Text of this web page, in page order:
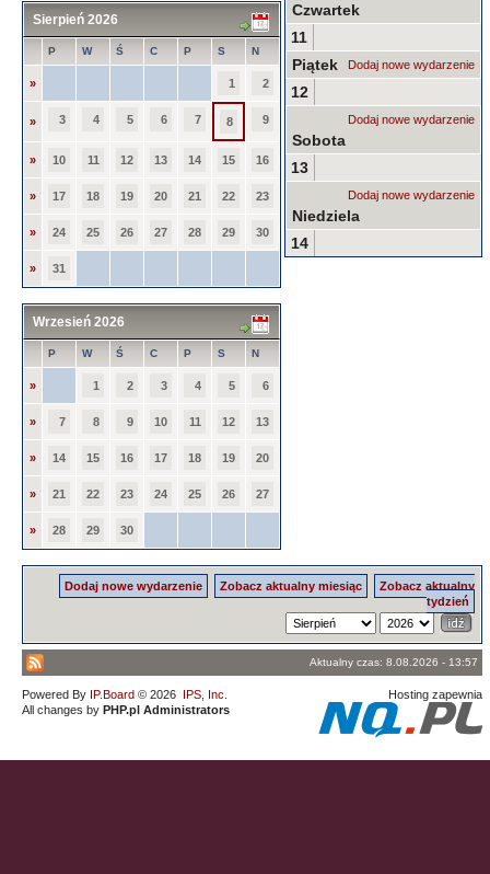
Sierpień 2026
P W Ś C P S N
» 1 2
» 3 4 5 6 7 8 9
» 10 11 12 13 14 15 16
» 17 18 19 20 21 22 23
» 24 25 26 27 28 29 30
» 31
Wrzesień 2026
P W Ś C P S N
» 1 2 3 4 5 6
» 7 8 9 10 11 12 13
» 14 15 16 17 18 19 20
» 21 22 23 24 25 26 27
» 28 29 30
Czwartek
11
Dodaj nowe wydarzenie
Piątek
12
Dodaj nowe wydarzenie
Sobota
13
Dodaj nowe wydarzenie
Niedziela
14
Dodaj nowe wydarzenie Zobacz aktualny miesiąc
Zobacz aktualny
tydzień
Aktualny czas: 8.08.2026 - 13:57
Powered By IP.Board © 2026 IPS, Inc
All changes by PHP.pl Administrators
Hosting zapewnia